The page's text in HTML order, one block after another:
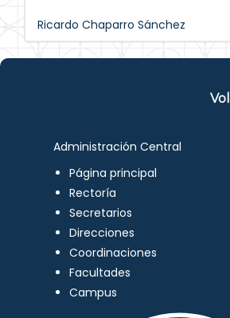
Ricardo Chaparro Sánchez
Administración Central
Página principal
Rectoría
Secretarios
Direcciones
Coordinaciones
Facultades
Campus